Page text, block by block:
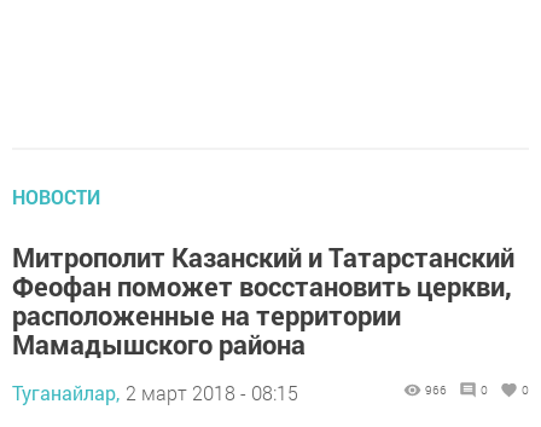
НОВОСТИ
Митрополит Казанский и Татарстанский
Феофан поможет восстановить церкви,
расположенные на территории
Мамадышского района
Туганайлар, 2 март 2018 - 08:15 966 0 0